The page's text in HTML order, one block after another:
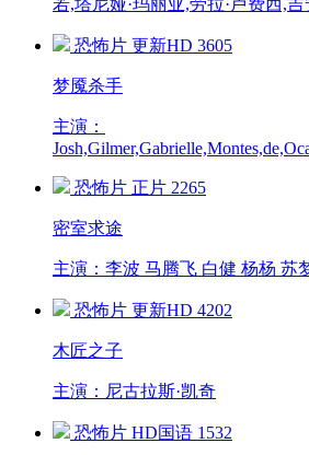
若,塔尼娅·玛丽亚,劳拉·卢费西,
恐怖片 更新HD 3605
梦魇杀手
主演：
恐怖片 正片 2265
密室求途
主演：李波 马腾飞 白健 杨杨 苏
恐怖片 更新HD 4202
木匠之子
主演：尼古拉斯·凯奇
恐怖片 HD国语 1532